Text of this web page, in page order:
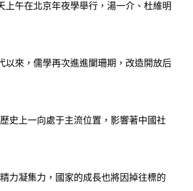
午在北京年夜學舉行，湯一介、杜維明
來，儒學再次進進闌珊期，改造開放后
史上一向處于主流位置，影響著中國社
凝集力，國家的成長也將因掉往標的